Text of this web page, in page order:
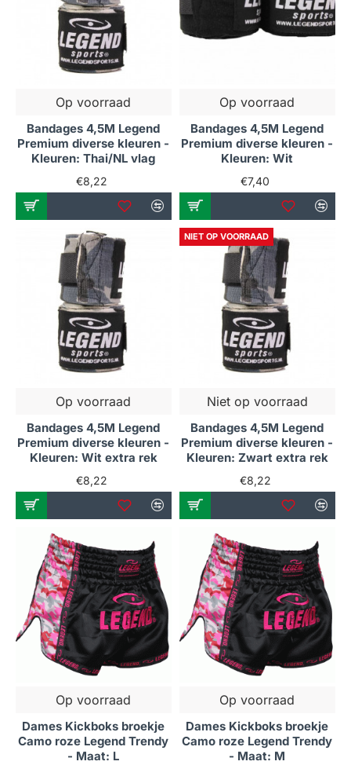
Op voorraad
Bandages 4,5M Legend
Premium diverse kleuren -
Kleuren: Thai/NL vlag
€8,22
Op voorraad
Bandages 4,5M Legend
Premium diverse kleuren -
Kleuren: Wit
€7,40
Op voorraad
Bandages 4,5M Legend
Premium diverse kleuren -
Kleuren: Wit extra rek
€8,22
NIET OP VOORRAAD
Niet op voorraad
Bandages 4,5M Legend
Premium diverse kleuren -
Kleuren: Zwart extra rek
€8,22
Op voorraad
Dames Kickboks broekje
Camo roze Legend Trendy
- Maat: L
Op voorraad
Dames Kickboks broekje
Camo roze Legend Trendy
- Maat: M